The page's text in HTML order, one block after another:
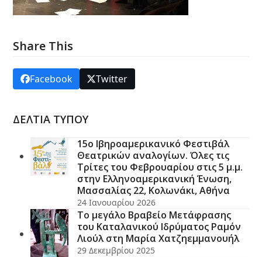
Share This
Facebook Twitter
ΔΕΛΤΙΑ ΤΥΠΟΥ
15ο Ιβηροαμερικανικό Φεστιβάλ
Θεατρικών αναλογίων. Όλες τις
Τρίτες του Φεβρουαρίου στις 5 μ.μ.
στην Ελληνοαμερικανική Ένωση,
Μασσαλίας 22, Κολωνάκι, Αθήνα
24 Ιανουαρίου 2026
Το μεγάλο Βραβείο Μετάφρασης
του Καταλανικού Ιδρύματος Ραμόν
Λιούλ στη Μαρία Χατζηεμμανουήλ
29 Δεκεμβρίου 2025